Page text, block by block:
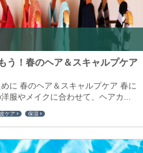
う！春のヘア＆スキャルプケア
に 春のヘア＆スキャルプケア 春に
服やメイクに合わせて、ヘアカ...
ケア 保湿